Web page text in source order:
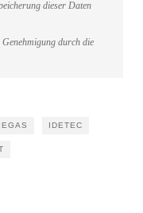
dieser Daten
durch die
IDETEC